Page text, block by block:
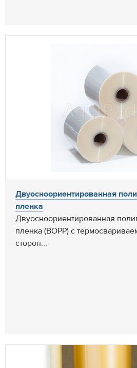
Двуосноориентированная
пленка
Двуосноориентированная
пленка (BOPP) с
сторон...